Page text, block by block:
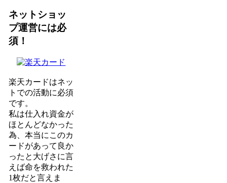
ネットショッ
プ運営には必
須！
楽天カードはネッ
トでの活動に必須
です。
私は仕入れ資金が
ほとんどなかった
為、本当にこのカ
ードがあって良か
ったと大げさに言
えば命を救われた
1枚だと言えま